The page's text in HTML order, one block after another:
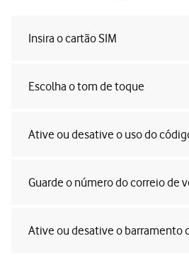
Insira o cartão SIM
Escolha o tom de toque
Ative ou desative o uso do
Guarde o número do correio de
Ative ou desative o barramento